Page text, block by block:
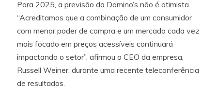
Para 2025, a previsão da Domino’s não é otimista.
“Acreditamos que a combinação de um consumidor
com menor poder de compra e um mercado cada vez
mais focado em preços acessíveis continuará
impactando o setor”, afirmou o CEO da empresa,
Russell Weiner, durante uma recente teleconferência
de resultados.